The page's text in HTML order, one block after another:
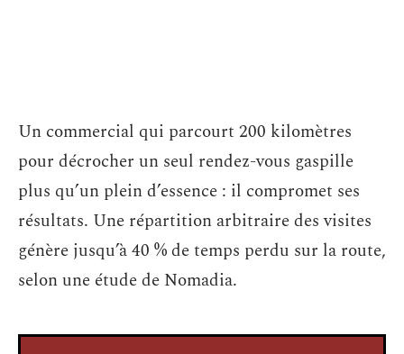
Un commercial qui parcourt 200 kilomètres
pour décrocher un seul rendez-vous gaspille
plus qu’un plein d’essence : il compromet ses
résultats. Une répartition arbitraire des visites
génère jusqu’à 40 % de temps perdu sur la route,
selon une étude de Nomadia.